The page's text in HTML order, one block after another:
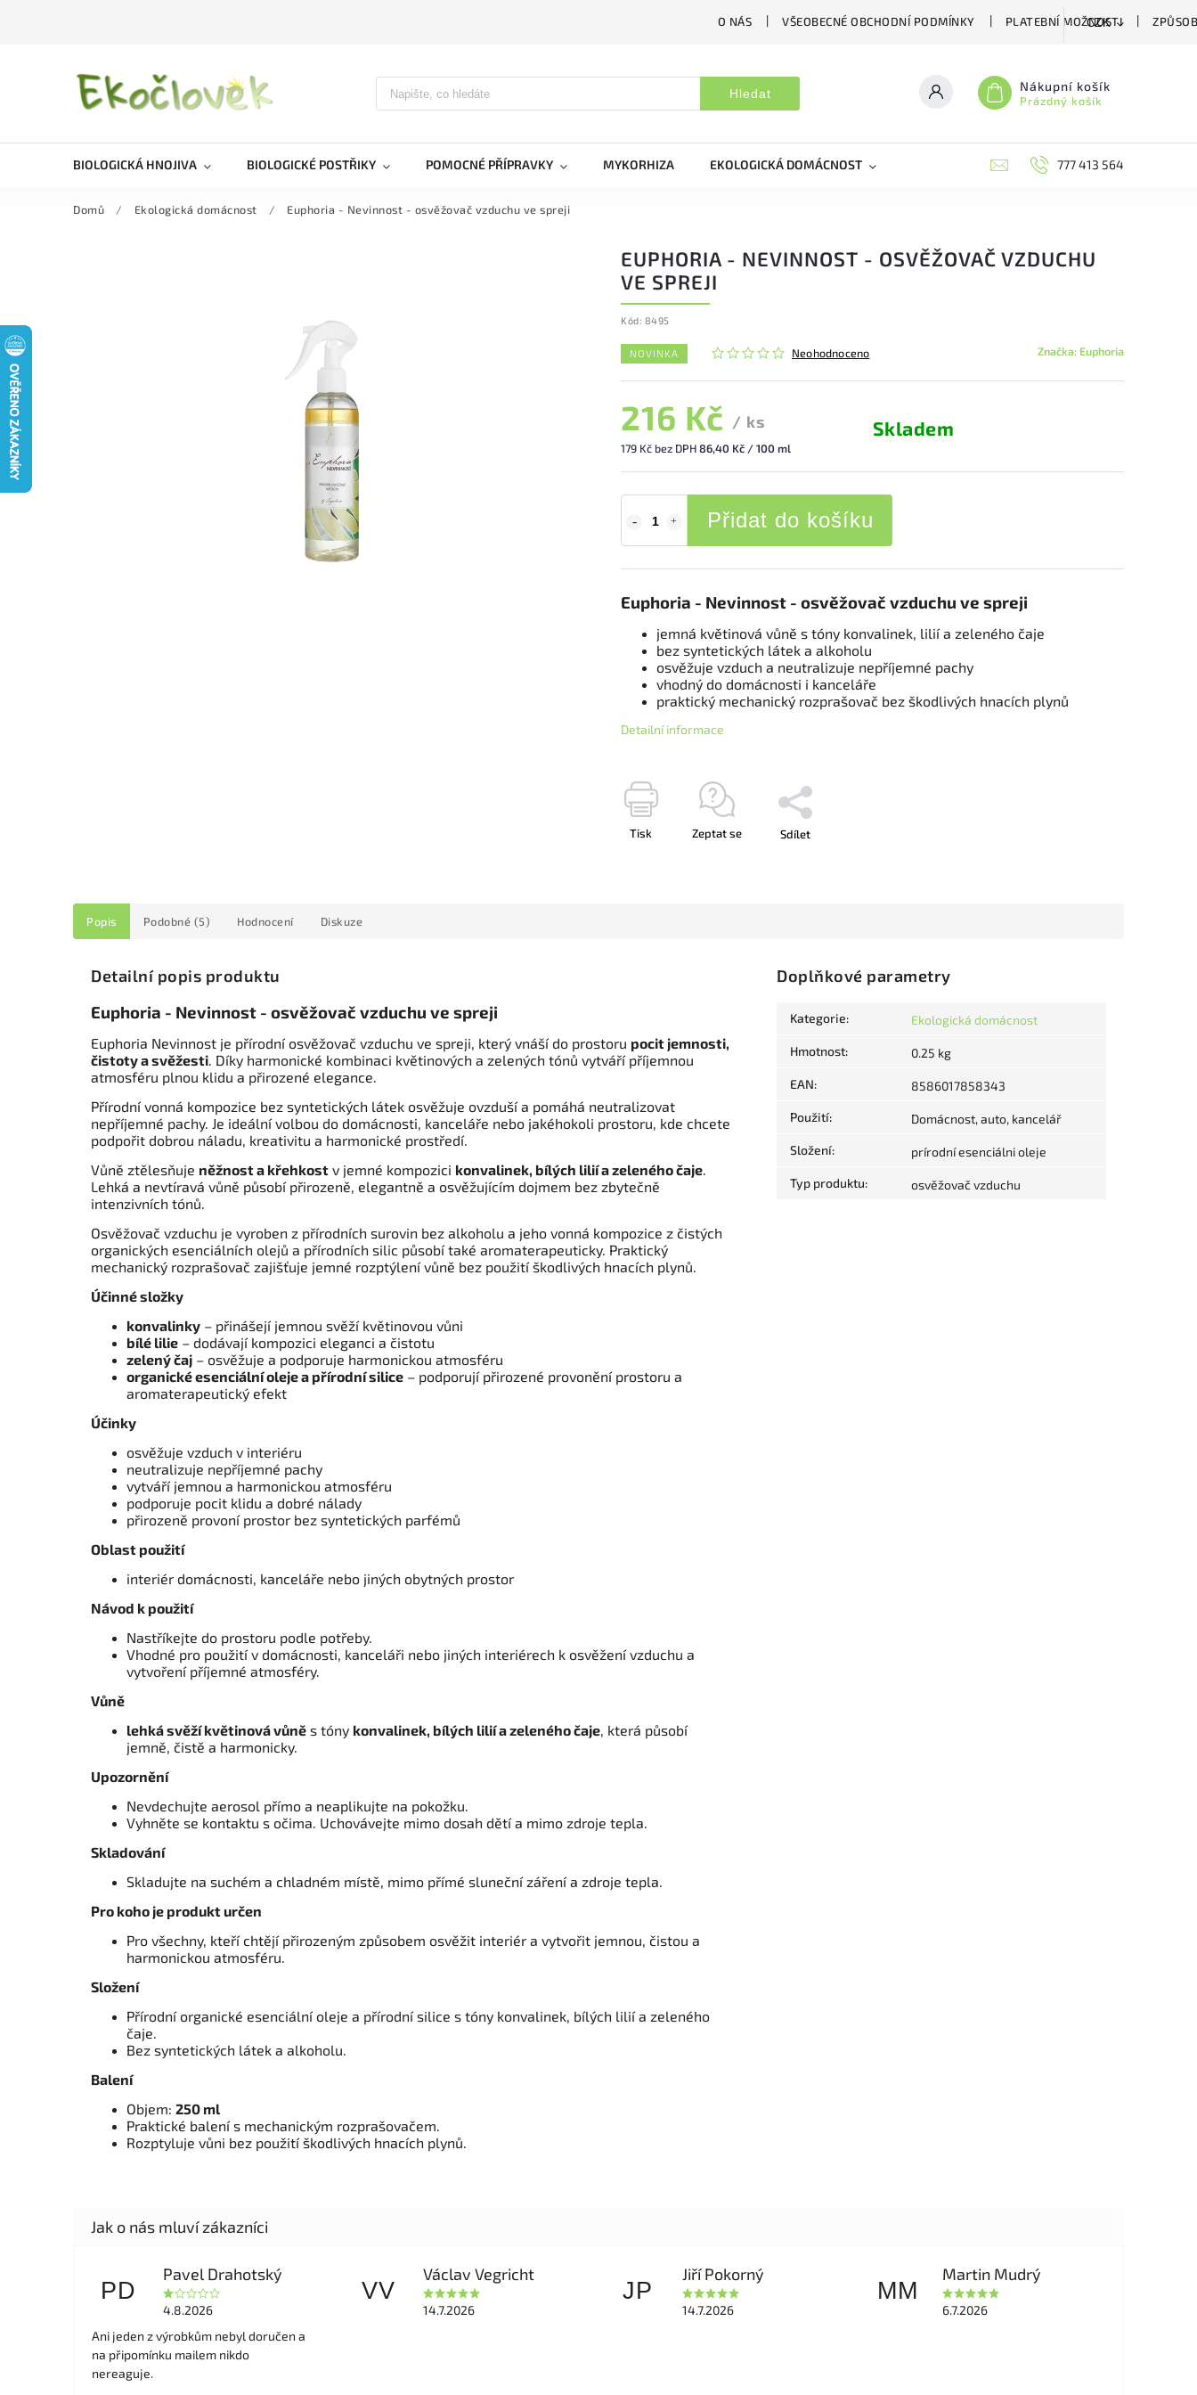
O NÁS VŠEOBECNÉ OBCHODNÍ PODMÍNKY PLATEBNÍ MOŽNOSTI
CZK
Hledat Nákupní košík
Prázdný košík
BIOLOGICKÁ HNOJIVA BIOLOGICKÉ POSTŘIKY POMOCNÉ PŘÍPRAVKY MYKORHIZA EKOLOGICKÁ DOMÁCNOST BIOAGENS777 413 564
Domů / Ekologická domácnost / Euphoria - Nevinnost - osvěžovač vzduchu ve spreji
EUPHORIA - NEVINNOST - OSVĚŽOVAČ VZDUCHU
VE SPREJI
Kód: 8495
NOVINKA Neohodnoceno Značka: Euphoria
216 Kč / ks
179 Kč bez DPH86,40 Kč / 100 ml
Skladem
Přidat do košíku
Euphoria - Nevinnost - osvěžovač vzduchu ve spreji
jemná květinová vůně s tóny konvalinek, lilií a zeleného čaje
bez syntetických látek a alkoholu
osvěžuje vzduch a neutralizuje nepříjemné pachy
vhodný do domácnosti i kanceláře
praktický mechanický rozprašovač bez škodlivých hnacích plynů
Detailní informace
Tisk Zeptat se Sdílet
Popis Podobné (5) Hodnocení Diskuze
Detailní popis produktu
Euphoria - Nevinnost - osvěžovač vzduchu ve spreji
Euphoria Nevinnost je přírodní osvěžovač vzduchu ve spreji, který vnáší do prostoru pocit jemnosti,
čistoty a svěžesti. Díky harmonické kombinaci květinových a zelených tónů vytváří příjemnou
atmosféru plnou klidu a přirozené elegance.
Přírodní vonná kompozice bez syntetických látek osvěžuje ovzduší a pomáhá neutralizovat
nepříjemné pachy. Je ideální volbou do domácnosti, kanceláře nebo jakéhokoli prostoru, kde chcete
podpořit dobrou náladu, kreativitu a harmonické prostředí.
Vůně ztělesňuje něžnost a křehkost v jemné kompozici konvalinek, bílých lilií a zeleného čaje.
Lehká a nevtíravá vůně působí přirozeně, elegantně a osvěžujícím dojmem bez zbytečně
intenzivních tónů.
Osvěžovač vzduchu je vyroben z přírodních surovin bez alkoholu a jeho vonná kompozice z čistých
organických esenciálních olejů a přírodních silic působí také aromaterapeuticky. Praktický
mechanický rozprašovač zajišťuje jemné rozptýlení vůně bez použití škodlivých hnacích plynů.
Účinné složky
konvalinky – přinášejí jemnou svěží květinovou vůni
bílé lilie – dodávají kompozici eleganci a čistotu
zelený čaj – osvěžuje a podporuje harmonickou atmosféru
organické esenciální oleje a přírodní silice – podporují přirozené provonění prostoru a
aromaterapeutický efekt
Účinky
osvěžuje vzduch v interiéru
neutralizuje nepříjemné pachy
vytváří jemnou a harmonickou atmosféru
podporuje pocit klidu a dobré nálady
přirozeně provoní prostor bez syntetických parfémů
Oblast použití
interiér domácnosti, kanceláře nebo jiných obytných prostor
Návod k použití
Nastříkejte do prostoru podle potřeby.
Vhodné pro použití v domácnosti, kanceláři nebo jiných interiérech k osvěžení vzduchu a
vytvoření příjemné atmosféry.
Vůně
lehká svěží květinová vůně s tóny konvalinek, bílých lilií a zeleného čaje, která působí
jemně, čistě a harmonicky.
Upozornění
Nevdechujte aerosol přímo a neaplikujte na pokožku.
Vyhněte se kontaktu s očima. Uchovávejte mimo dosah dětí a mimo zdroje tepla.
Skladování
Skladujte na suchém a chladném místě, mimo přímé sluneční záření a zdroje tepla.
Pro koho je produkt určen
Pro všechny, kteří chtějí přirozeným způsobem osvěžit interiér a vytvořit jemnou, čistou a
harmonickou atmosféru.
Složení
Přírodní organické esenciální oleje a přírodní silice s tóny konvalinek, bílých lilií a zeleného
čaje.
Bez syntetických látek a alkoholu.
Balení
Objem: 250 ml
Praktické balení s mechanickým rozprašovačem.
Rozptyluje vůni bez použití škodlivých hnacích plynů.
Doplňkové parametry
Kategorie: Ekologická domácnost
Hmotnost: 0.25 kg
EAN: 8586017858343
Použití: Domácnost, auto, kancelář
Složení: prírodní esenciálni oleje
Typ produktu: osvěžovač vzduchu
PD
Pavel Drahotský
4.8.2026
Ani jeden z výrobkům nebyl doručen a
na připomínku mailem nikdo
nereaguje.
VV
Václav Vegricht
14.7.2026
JP
Jiří Pokorný
14.7.2026
MM
Martin Mudrý
6.7.2026